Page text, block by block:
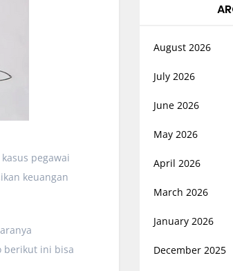
pegawai
keuangan
berikut ini bisa
August 2026
July 2026
June 2026
May 2026
April 2026
March 2026
January 2026
December 2025